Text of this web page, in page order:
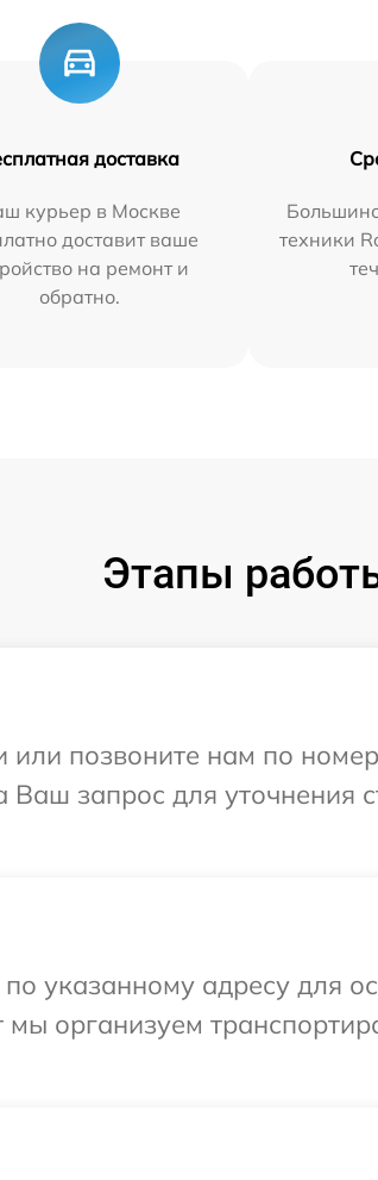
доставка
курьер в Москве
доставит ваше
на ремонт и
обратно.
техники
Этапы
позвоните нам по
запрос для уточнения
указанному адресу для
организуем